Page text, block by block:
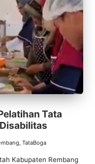
Tata
TataBoga
Kabupaten Rembang